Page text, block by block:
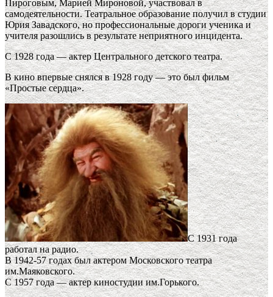
Пироговым, Марией Мироновой, участвовал в
самодеятельности. Театральное образование получил в студии
Юрия Завадского, но профессиональные дороги ученика и
учителя разошлись в результате неприятного инцидента.
С 1928 года — актер Центрального детского театра.
В кино впервые снялся в 1928 году — это был фильм
«Простые сердца».
С 1931 года
работал на радио.
В 1942-57 годах был актером Московского театра
им.Маяковского.
С 1957 года — актер киностудии им.Горького.